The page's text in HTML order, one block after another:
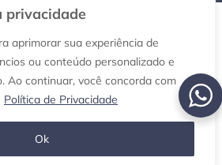
privacidade
aprimorar sua experiência de
ou conteúdo personalizado e
Ao continuar, você concorda com
Política de Privacidade
Ok